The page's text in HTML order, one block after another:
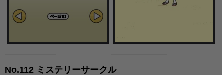
No.112 ミステリーサークル